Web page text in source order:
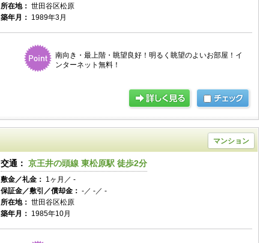
所在地： 世田谷区松原
築年月： 1989年3月
南向き・最上階・眺望良好！明るく眺望のよいお部屋！イ
ンターネット無料！
マンション
交通： 京王井の頭線 東松原駅 徒歩2分
敷金／礼金： 1ヶ月／ -
保証金／敷引／償却金： -／ -／ -
所在地： 世田谷区松原
築年月： 1985年10月